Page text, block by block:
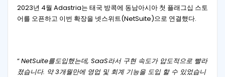
2023년 4월 Adastria는 태국 방콕에 동남아시아 첫 플래그십 스토
어를 오픈하고 이번 확장을 넷스위트(NetSuite)으로 연결했다.
“NetSuite를도입했는데, SaaS라서 구현 속도가 압도적으로 빨라
졌습니다. 약 3개월만에 영업 및 회계 기능을 도입 할 수 있었습니